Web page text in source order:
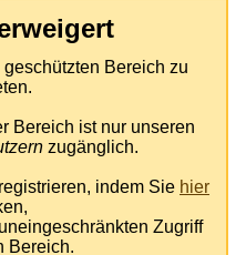
Bereich zu
Bereich ist nur unseren
zugänglich.
indem Sie hier
Zugriff
Bereich.